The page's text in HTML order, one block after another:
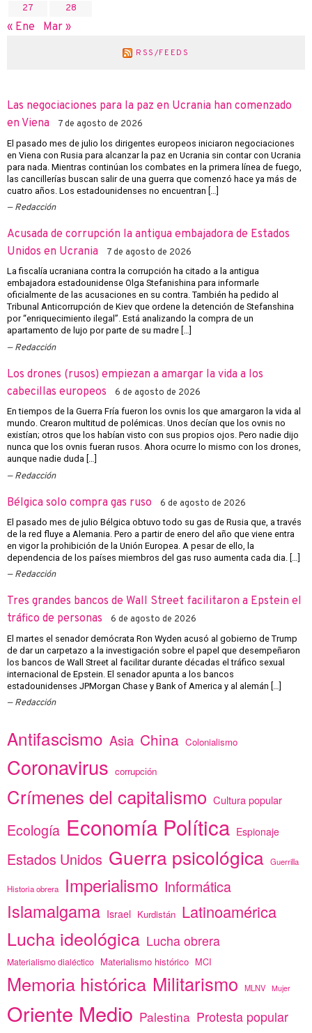
27
28
« Ene Mar »
RSS/FEEDS
Las negociaciones para la paz en Ucrania han comenzado
en Viena
7 de agosto de 2026
El pasado mes de julio los dirigentes europeos iniciaron negociaciones
en Viena con Rusia para alcanzar la paz en Ucrania sin contar con Ucrania
para nada. Mientras continúan los combates en la primera línea de fuego,
las cancillerías buscan salir de una guerra que comenzó hace ya más de
cuatro años. Los estadounidenses no encuentran […]
Redacción
Acusada de corrupción la antigua embajadora de Estados
Unidos en Ucrania
7 de agosto de 2026
La fiscalía ucraniana contra la corrupción ha citado a la antigua
embajadora estadounidense Olga Stefanishina para informarle
oficialmente de las acusaciones en su contra. También ha pedido al
Tribunal Anticorrupción de Kiev que ordene la detención de Stefanshina
por “enriquecimiento ilegal”. Está analizando la compra de un
apartamento de lujo por parte de su madre […]
Redacción
Los drones (rusos) empiezan a amargar la vida a los
cabecillas europeos
6 de agosto de 2026
En tiempos de la Guerra Fría fueron los ovnis los que amargaron la vida al
mundo. Crearon multitud de polémicas. Unos decían que los ovnis no
existían; otros que los habían visto con sus propios ojos. Pero nadie dijo
nunca que los ovnis fueran rusos. Ahora ocurre lo mismo con los drones,
aunque nadie duda […]
Redacción
Bélgica solo compra gas ruso 6 de agosto de 2026
El pasado mes de julio Bélgica obtuvo todo su gas de Rusia que, a través
de la red fluye a Alemania. Pero a partir de enero del año que viene entra
en vigor la prohibición de la Unión Europea. A pesar de ello, la
dependencia de los países miembros del gas ruso aumenta cada dia. […]
Redacción
Tres grandes bancos de Wall Street facilitaron a Epstein el
tráfico de personas
6 de agosto de 2026
El martes el senador demócrata Ron Wyden acusó al gobierno de Trump
de dar un carpetazo a la investigación sobre el papel que desempeñaron
los bancos de Wall Street al facilitar durante décadas el tráfico sexual
internacional de Epstein. El senador apunta a los bancos
estadounidenses JPMorgan Chase y Bank of America y al alemán […]
Redacción
Antifascismo Asia China Colonialismo
Coronavirus corrupción
Crímenes del capitalismo Cultura popular
Ecología Economía Política Espionaje
Estados Unidos Guerra psicológica Guerrilla
Historia obrera Imperialismo Informática
Islamalgama Israel Kurdistán Latinoamérica
Lucha ideológica Lucha obrera
Materialismo dialéctico Materialismo histórico MCI
Memoria histórica Militarismo MLNV Mujer
Oriente Medio Palestina Protesta popular